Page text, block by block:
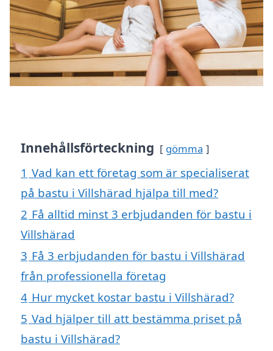
Innehållsförteckning gömma
1 Vad kan ett företag som är specialiserat
på bastu i Villshärad hjälpa till med?
2 Få alltid minst 3 erbjudanden för bastu i
Villshärad
3 Få 3 erbjudanden för bastu i Villshärad
från professionella företag
4 Hur mycket kostar bastu i Villshärad?
5 Vad hjälper till att bestämma priset på
bastu i Villshärad?